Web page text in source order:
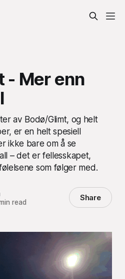
- Mer enn
av Bodø/Glimt, og helt
er en helt spesiell
ikke bare om å se
– det er fellesskapet,
som følger med.
read Share